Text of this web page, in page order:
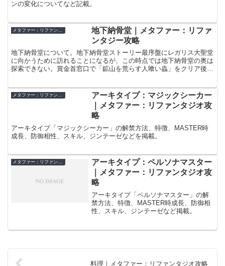
ンの変化についてなど記載。
地下納骨堂｜メタファー：リファ
ンタジー攻略
地下納骨堂について。地下納骨堂ストーリー最序盤にレガリス大聖堂
に向かうために訪れることになるが、この時点では地下納骨堂の奥は
探索できない。賞金首窓口で「鉱山を荒らす人喰い蟲」をクリア後
メタファー：リファンタジオ
アーキタイプ：マジックシーカー
｜メタファー：リファンタジオ攻
略
アーキタイプ「マジックシーカー」の解禁方法、特徴、MASTER時
成長、防御相性、スキル、ジンテーゼなどを掲載。
メタファー：リファンタジオ
アーキタイプ：ペルソナマスター
｜メタファー：リファンタジオ攻
略
アーキタイプ「ペルソナマスター」の解
禁方法、特徴、MASTER時成長、防御相
性、スキル、ジンテーゼなど掲載。
料理｜メタファー：リファンタジオ攻略